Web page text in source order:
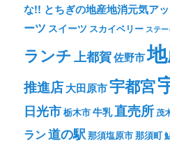
な!! とちぎの地産地消元気ア
ーツ スイーツ スカイベリー ステー
ランチ上都賀佐野市
推進店大田原市宇都宮
日光市栃木市牛乳直売所 茂
ラン道の駅那須塩原市那須町